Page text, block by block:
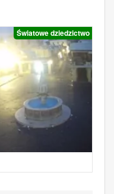
Światowe dziedzictwo